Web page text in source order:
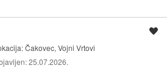
Čakovec, Vojni Vrtovi
25.07.2026.